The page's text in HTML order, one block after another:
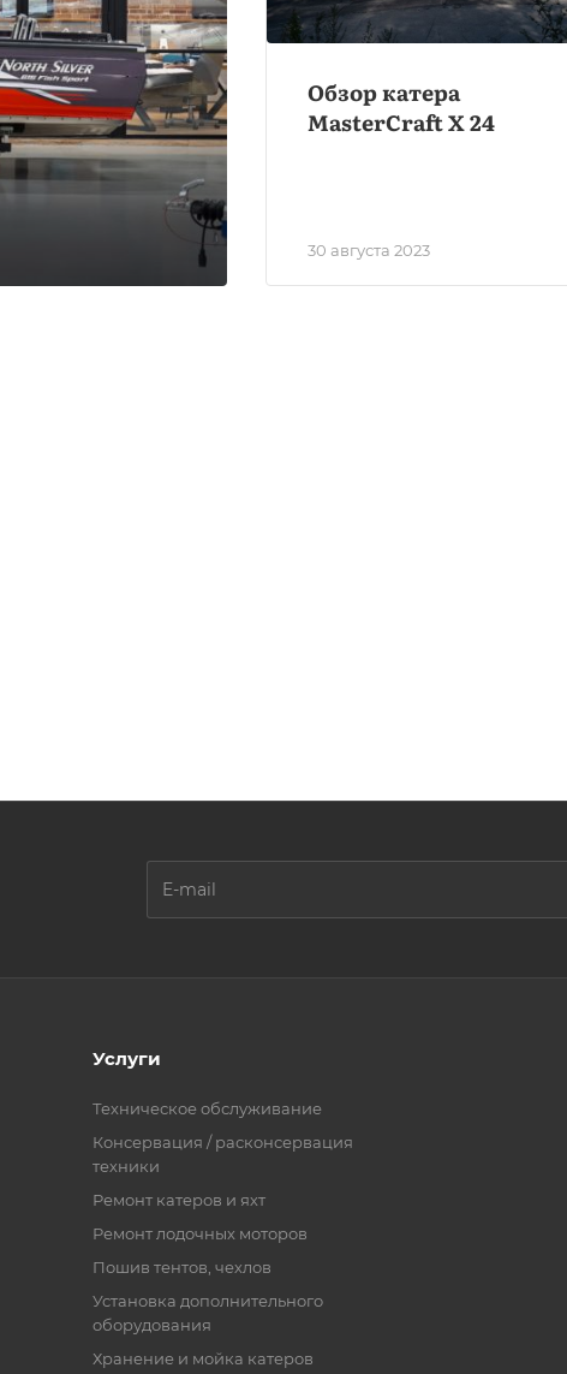
Обзор катера
MasterCraft X 24
30 августа 2023
Услуги
Техническое обслуживание
Консервация / расконсервация
техники
Ремонт катеров и яхт
Ремонт лодочных моторов
Пошив тентов, чехлов
Установка дополнительного
оборудования
Хранение и мойка катеров